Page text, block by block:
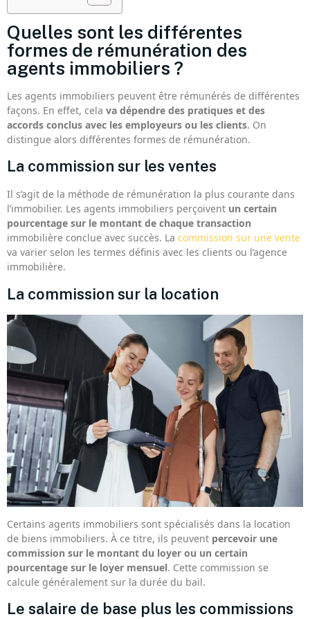
Quelles sont les différentes
formes de rémunération des
agents immobiliers ?
Les agents immobiliers peuvent être rémunérés de différentes
façons. En effet, cela va dépendre des pratiques et des
accords conclus avec les employeurs ou les clients. On
distingue alors différentes formes de rémunération.
La commission sur les ventes
Il s’agit de la méthode de rémunération la plus courante dans
l’immobilier. Les agents immobiliers perçoivent un certain
pourcentage sur le montant de chaque transaction
immobilière conclue avec succès. La commission sur une vente
va varier selon les termes définis avec les clients ou l’agence
immobilière.
La commission sur la location
Certains agents immobiliers sont spécialisés dans la location
de biens immobiliers. À ce titre, ils peuvent percevoir une
commission sur le montant du loyer ou un certain
pourcentage sur le loyer mensuel. Cette commission se
calcule généralement sur la durée du bail.
Le salaire de base plus les commissions